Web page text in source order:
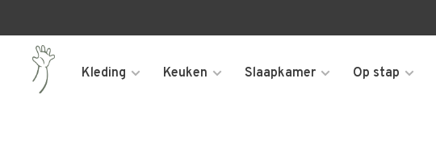
Kleding Keuken Slaapkamer Op stap